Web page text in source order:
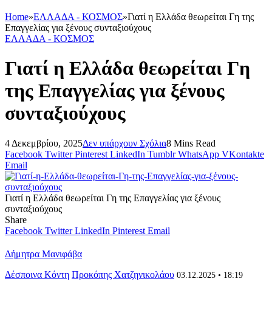
Home»ΕΛΛΑΔΑ - ΚΟΣΜΟΣ»Γιατί η Ελλάδα θεωρείται Γη της
Επαγγελίας για ξένους συνταξιούχους
ΕΛΛΑΔΑ - ΚΟΣΜΟΣ
Γιατί η Ελλάδα θεωρείται Γη
της Επαγγελίας για ξένους
συνταξιούχους
4 Δεκεμβρίου, 2025Δεν υπάρχουν Σχόλια8 Mins Read
Facebook Twitter Pinterest LinkedIn Tumblr WhatsApp VKontakte
Email
Γιατί η Ελλάδα θεωρείται Γη της Επαγγελίας για ξένους
συνταξιούχους
Share
Facebook Twitter LinkedIn Pinterest Email
Δήμητρα Μανιφάβα
Δέσποινα Κόντη Προκόπης Χατζηνικολάου 03.12.2025 • 18:19